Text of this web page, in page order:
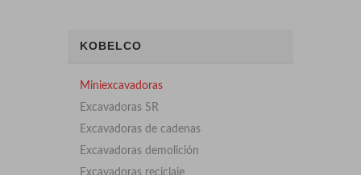
KOBELCO
Miniexcavadoras
Excavadoras SR
Excavadoras de cadenas
Excavadoras demolición
Excavadoras reciclaje